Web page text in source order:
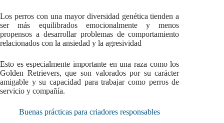
Los perros con una mayor diversidad genética tienden a
ser más equilibrados emocionalmente y menos
propensos a desarrollar problemas de comportamiento
relacionados con la ansiedad y la agresividad
Esto es especialmente importante en una raza como los
Golden Retrievers, que son valorados por su carácter
amigable y su capacidad para trabajar como perros de
servicio y compañía.
Buenas prácticas para criadores responsables